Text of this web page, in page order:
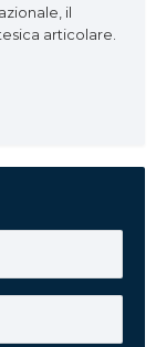
il
articolare.